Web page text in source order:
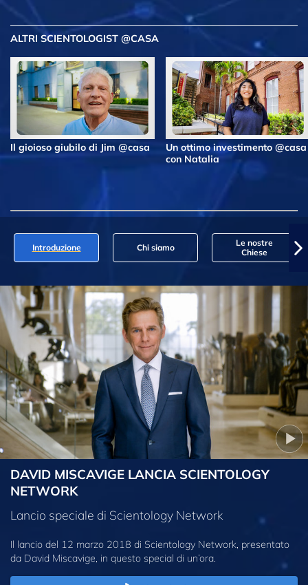
ALTRI SCIENTOLOGIST @CASA
Il gioioso giubilo di Jim @casa
Un ottimo investimento @casa
con Natalia
Introduzione Chi siamo
Le nostre
Chiese
DAVID MISCAVIGE LANCIA SCIENTOLOGY
NETWORK
Lancio speciale di Scientology Network
Il lancio del 12 marzo 2018 di Scientology Network, presentato
da David Miscavige, in questo special di un’ora.